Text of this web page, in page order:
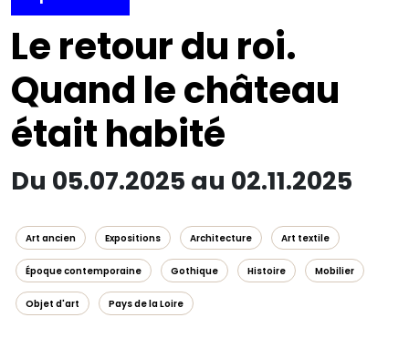
Le retour du roi.
Quand le château
était habité
Du 05.07.2025 au 02.11.2025
Art ancien Expositions Architecture Art textile
Époque contemporaine Gothique Histoire Mobilier
Objet d'art Pays de la Loire